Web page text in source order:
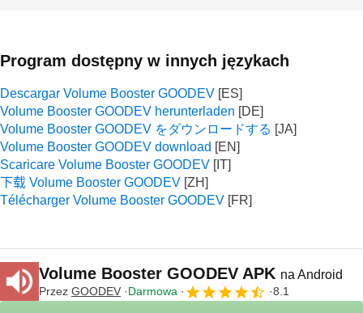
Program dostępny w innych językach
Descargar Volume Booster GOODEV
Volume Booster GOODEV herunterladen
Volume Booster GOODEV をダウンロードする
Volume Booster GOODEV download
Scaricare Volume Booster GOODEV
下载 Volume Booster GOODEV
Télécharger Volume Booster GOODEV
Volume Booster GOODEV APK na Android
Przez GOODEV Darmowa 8.1